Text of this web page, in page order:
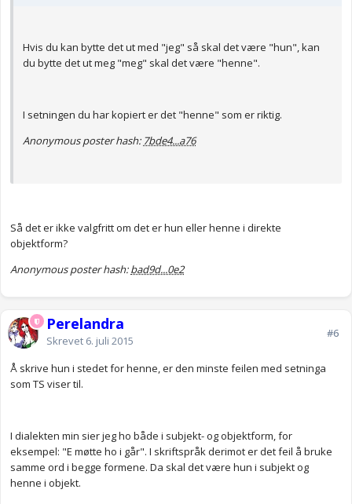
Hvis du kan bytte det ut med "jeg" så skal det være "hun", kan
du bytte det ut meg "meg" skal det være "henne".
I setningen du har kopiert er det "henne" som er riktig.
Anonymous poster hash: 7bde4...a76
Så det er ikke valgfritt om det er hun eller henne i direkte
objektform?
Anonymous poster hash:bad9d...0e2
Perelandra
Skrevet 6. juli 2015
#6
Å skrive hun i stedet for henne, er den minste feilen med setninga
som TS viser til.
I dialekten min sier jeg ho både i subjekt- og objektform, for
eksempel: "E møtte ho i går". I skriftspråk derimot er det feil å bruke
samme ord i begge formene. Da skal det være hun i subjekt og
henne i objekt.